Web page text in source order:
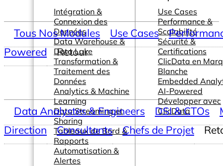
Intégration &
Connexion des
Données
Data Warehouse &
Data Lake
Transformation &
Traitement des
Données
Analytics & Machine
Learning
Data Streaming et
Sharing
Tableaux de Bord &
Rapports
Automatisation &
Alertes
Use Cases
Performance &
Scalabilité
Sécurité &
Certifications
ClicData en
Blanche
Embedded
AI-Powered
Développer avec
ClicData
Tous Nos Modules Use Cases
Powered
Retour
Data Analystes & Engineers DSI & CTOs
Direction
Consultants Chefs de Projet